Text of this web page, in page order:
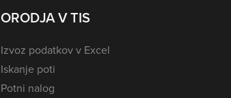
ORODJA V TIS
Izvoz podatkov v Excel
Iskanje poti
Potni nalog